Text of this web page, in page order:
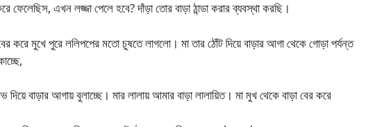
ফেলেছিস, এখন লজ্জা পেলে হবে? দাঁড়া তোর বাড়া ঠান্ডা করার ব্যবস্থা করছি।
করে মুখে পুরে ললিপপের মতো চুষতে লাগলো। মা তার ঠোঁট দিয়ে বাড়ার আগা থেকে গোড়া পর্যন্ত
বাড়ার আগায় বুলাচ্ছে। মার লালায় আমার বাড়া লালায়িত। মা মুখ থেকে বাড়া বের করে